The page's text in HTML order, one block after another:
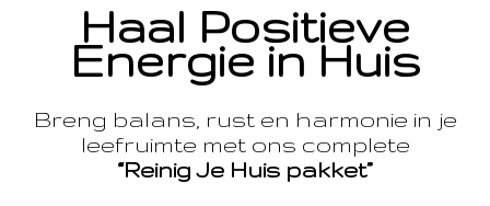
Haal Positieve
Energie in Huis
Breng balans, rust en harmonie in je
leefruimte met ons complete
“Reinig Je Huis pakket”